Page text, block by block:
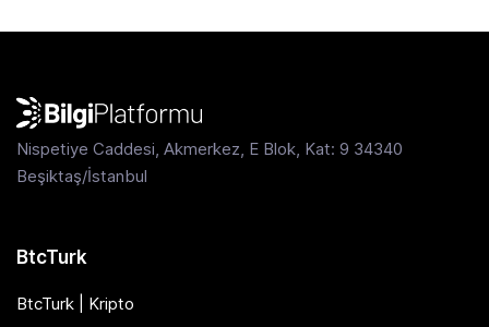
Nispetiye Caddesi, Akmerkez, E Blok, Kat: 9 34340
Beşiktaş/İstanbul
BtcTurk
BtcTurk | Kripto